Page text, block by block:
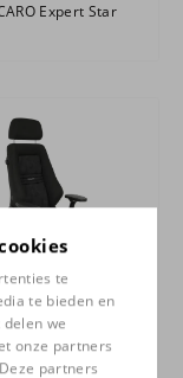
te
te bieden en
we
onze partners
partners
Expert Star
Specialist Star